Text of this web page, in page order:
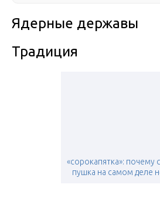
Ядерные державы
Традиция
«сорокапятка»: почему
пушка на самом деле